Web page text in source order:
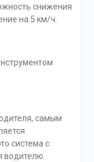
снижения
на 5 км/ч.
самым
система с
водителю